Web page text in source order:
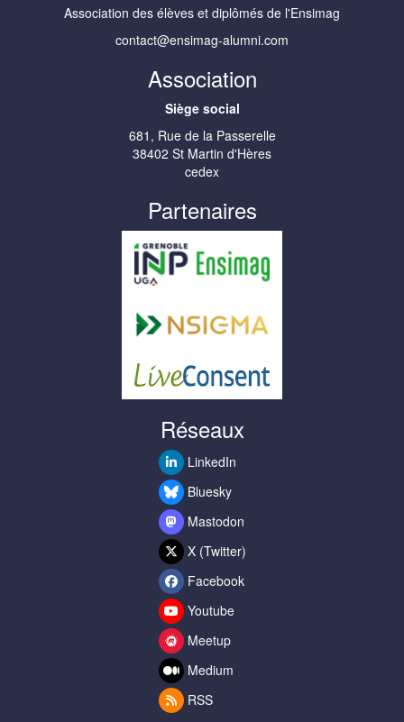
Association des élèves et diplômés de l'Ensimag
contact@ensimag-alumni.com
Association
Siège social
681, Rue de la Passerelle
38402 St Martin d'Hères
cedex
Partenaires
Réseaux
LinkedIn
Bluesky
Mastodon
X (Twitter)
Facebook
Youtube
Meetup
Medium
RSS